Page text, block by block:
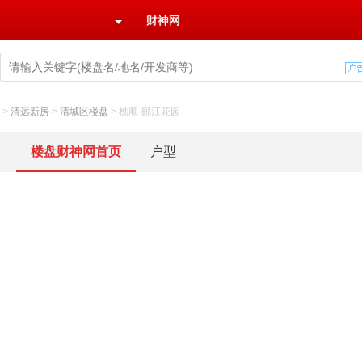
财神网
> 清远新房 > 清城区楼盘 > 樵顺·郦江花园
楼盘财神网首页 户型